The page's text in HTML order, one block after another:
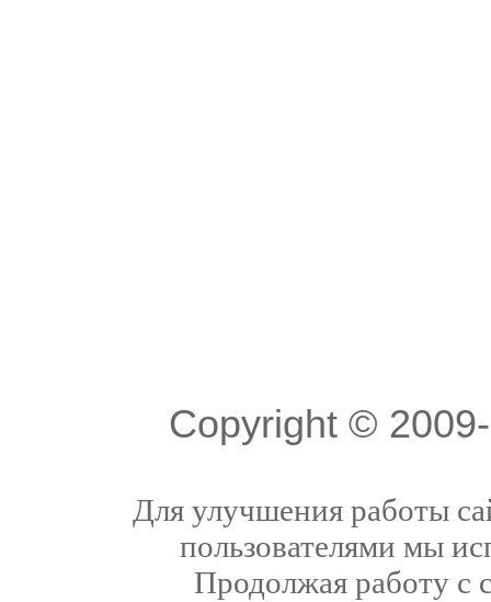
Copyright ©
Для улучшения работы
пользователями мы
Продолжая работу с